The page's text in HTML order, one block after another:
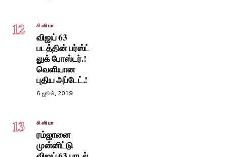
12 சினிமா
விஜய் 63
படத்தின் பர்ஸ்ட்
லுக் போஸ்டர்.!
வெளியான
புதிய அப்டேட்.!
6 ஜூன், 2019
13 சினிமா
ரம்ஜானை
முன்னிட்டு